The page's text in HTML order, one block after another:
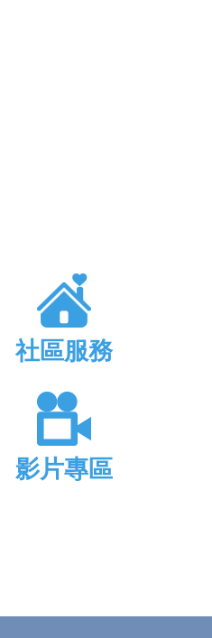
社區服務
影片專區